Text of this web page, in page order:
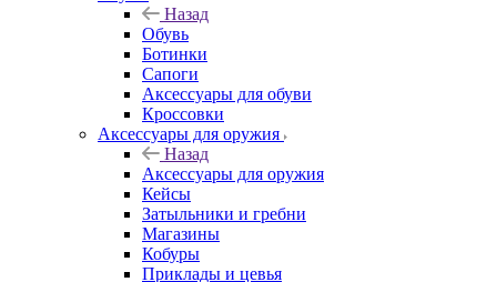
Назад
Обувь
Ботинки
Сапоги
Аксессуары для обуви
Кроссовки
Аксессуары для оружия
Назад
Аксессуары для оружия
Кейсы
Затыльники и гребни
Магазины
Кобуры
Приклады и цевья